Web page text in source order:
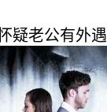
疑老公有外遇